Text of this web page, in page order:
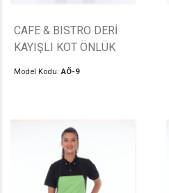
CAFE & BISTRO DERİ
KAYIŞLI KOT ÖNLÜK
Model Kodu:AÖ-9